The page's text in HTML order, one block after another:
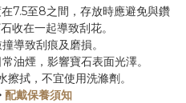
7.5至8之間，存放時應避免與鑽
收在一起導致刮花。
導致刮痕及磨損。
油煙，影響寶石表面光澤。
拭，不宜使用洗滌劑。
配戴保養須知